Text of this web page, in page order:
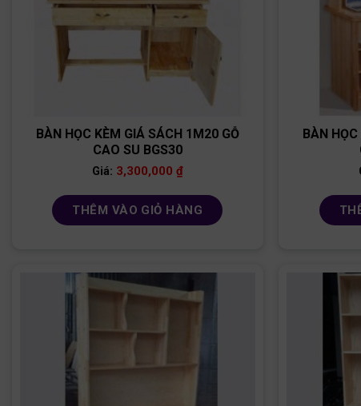
BÀN HỌC KÈM GIÁ SÁCH 1M20 GỖ
CAO SU BGS30
Giá: 3,300,000 ₫
THÊM VÀO GIỎ HÀNG
BÀN